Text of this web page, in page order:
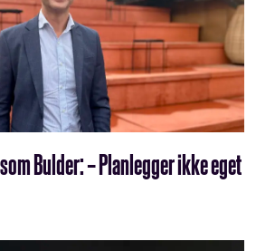
Bulder: – Planlegger ikke eget